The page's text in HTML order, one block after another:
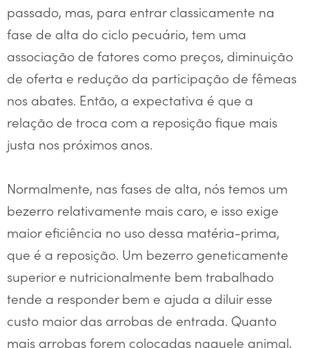
passado, mas, para entrar classicamente na
fase de alta do ciclo pecuário, tem uma
associação de fatores como preços, diminuição
de oferta e redução da participação de fêmeas
nos abates. Então, a expectativa é que a
relação de troca com a reposição fique mais
justa nos próximos anos.
Normalmente, nas fases de alta, nós temos um
bezerro relativamente mais caro, e isso exige
maior eficiência no uso dessa matéria-prima,
que é a reposição. Um bezerro geneticamente
superior e nutricionalmente bem trabalhado
tende a responder bem e ajuda a diluir esse
custo maior das arrobas de entrada. Quanto
mais arrobas forem colocadas naquele animal,